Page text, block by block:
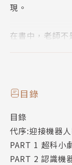
現。
在書中，老師
歡迎光臨機器
講話、會揮手；
射光線呢？但是
建立出未來機器
目錄
目錄
代序:迎接機器
PART 1 超科小
PART 2 認識機